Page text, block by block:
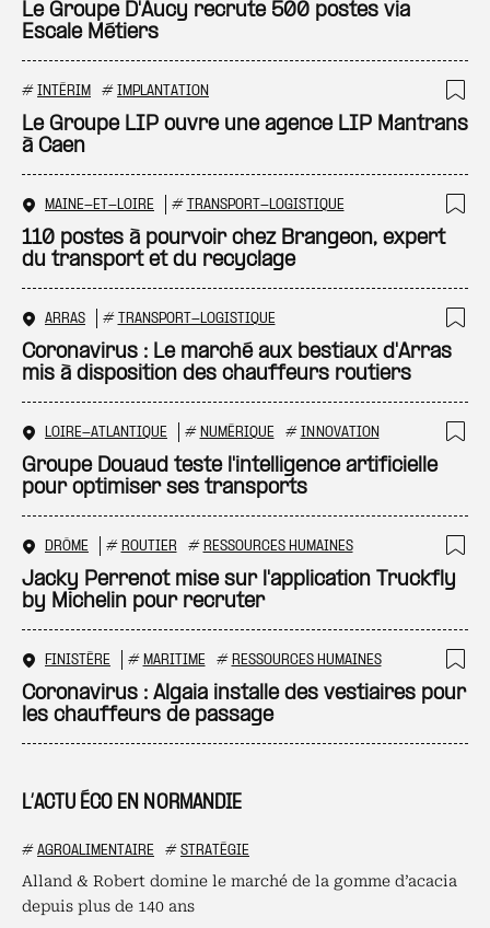
L’ACTU ÉCO EN NORMANDIE
# AGROALIMENTAIRE # STRATÉGIE
Alland & Robert domine le marché de la gomme d’acacia
depuis plus de 140 ans
Le Groupe D'Aucy recrute 500 postes via
Escale Métiers
# INTÉRIM # IMPLANTATION
Le Groupe LIP ouvre une agence LIP Mantrans
à Caen
MAINE-ET-LOIRE # TRANSPORT-LOGISTIQUE
110 postes à pourvoir chez Brangeon, expert
du transport et du recyclage
ARRAS # TRANSPORT-LOGISTIQUE
Coronavirus : Le marché aux bestiaux d'Arras
mis à disposition des chauffeurs routiers
LOIRE-ATLANTIQUE # NUMÉRIQUE # INNOVATION
Groupe Douaud teste l'intelligence artificielle
pour optimiser ses transports
DRÔME # ROUTIER # RESSOURCES HUMAINES
Jacky Perrenot mise sur l'application Truckfly
by Michelin pour recruter
FINISTÈRE # MARITIME # RESSOURCES HUMAINES
Coronavirus : Algaia installe des vestiaires pour
les chauffeurs de passage